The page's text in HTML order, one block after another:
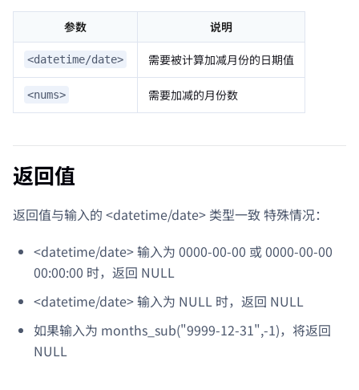
参数 说明
<datetime/date> 需要被计算加减月份的日期值
<nums> 需要加减的月份数
返回值
返回值与输入的 <datetime/date> 类型一致 特殊情况：
<datetime/date> 输入为 0000-00-00 或 0000-00-00
00:00:00 时，返回 NULL
<datetime/date> 输入为 NULL 时，返回 NULL
如果输入为 months_sub("9999-12-31",-1)，将返回
NULL